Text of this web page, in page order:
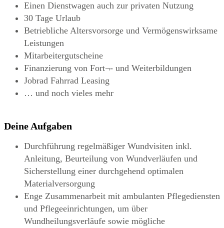
Einen Dienstwagen auch zur privaten Nutzung
30 Tage Urlaub
Betriebliche Altersvorsorge und Vermögenswirksame
Leistungen
Mitarbeitergutscheine
Finanzierung von Fort¬- und Weiterbildungen
Jobrad Fahrrad Leasing
… und noch vieles mehr
Deine Aufgaben
Durchführung regelmäßiger Wundvisiten inkl.
Anleitung, Beurteilung von Wundverläufen und
Sicherstellung einer durchgehend optimalen
Materialversorgung
Enge Zusammenarbeit mit ambulanten Pflegediensten
und Pflegeeinrichtungen, um über
Wundheilungsverläufe sowie mögliche